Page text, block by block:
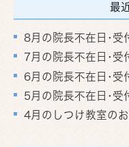
最
8月の院長不在日･受
7月の院長不在日･受
6月の院長不在日･受
5月の院長不在日･受
4月のしつけ教室の